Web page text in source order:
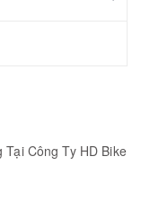
Công Ty HD Bike